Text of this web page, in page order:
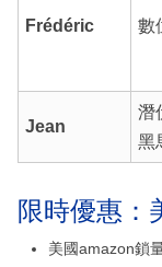
Frédéric 數
Jean
潛
黑
限時優惠：
美國amazon鎖